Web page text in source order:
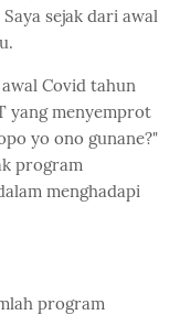
sejak dari awal
Covid tahun
yang menyemprot
yo ono gunane?"
program
menghadapi
program